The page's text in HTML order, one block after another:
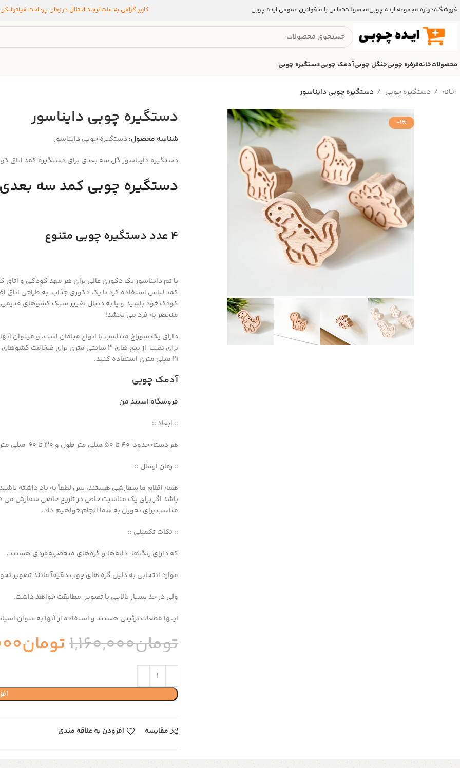
فروشگاهدرباره مجموعه ایده چوبیمحصولاتتماس با ماقوانین عمومی ایده چوبی کاربر گرامی به علت ایجاد اختلال در زمان پرداخت
محصولاتخانهفرفره چوبیجنگل چوبیآدمک چوبیدستگیره چوبی
خانه دستگیره‌ چوبی دستگیره چوبی دایناسور
-1% دستگیره چوبی دایناسور
شناسه محصول:دستگیره چوبی دایناسور
دستگیره دایناسور گل سه بعدی برای دستگیره کمد اتاق
دستگیره چوبی کمد سه
4 عدد دستگیره چوبی متنوع
با تم دایناسور یک دکوری عالی برای هر مهد کودکی و اتاق
کمد لباس استفاده کرد تا یک دکوری جذاب به طراحی اتاق
کودک خود باشید،و یا به دنبال تغییر سبک کشوهای
منحصر به فرد می بخشد!
21 میلی متری استفاده کنید.
آدمک چوبی
فروشگاه استند من
:: ابعاد ::
هر دسته حدود 40 تا 50 میلی متر طول و 30 تا 60 میلی متر حدودی عرض دارد
:: زمان ارسال ::
باشد اگر برای یک مناسبت خاص در تاریخ خاصی سفارش می
مناسب برای تحویل به شما انجام خواهیم داد.
:: نکات تکمیلی ::
که دارای رنگ‌ها، دانه‌ها و گره‌های منحصربه‌فردی هستند.
موارد انتخابی به دلیل گره های چوب دقیقآ مانند تصویر
ولی در حد بسیار بالایی با تصویر مطابقت خواهد داشت.
اینها قطعات تزئینی هستند و استفاده از آنها به عنوان
تومان1,160,000تومان
مقایسه افزودن به علاقه مندی